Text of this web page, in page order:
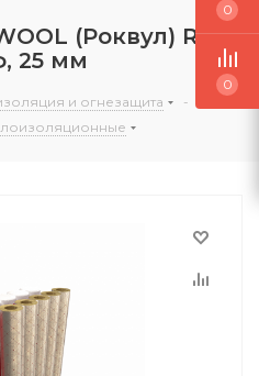
(Роквул) RWL
25 мм
и огнезащита
-
0
0